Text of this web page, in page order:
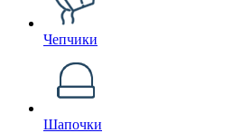
Чепчики
Шапочки